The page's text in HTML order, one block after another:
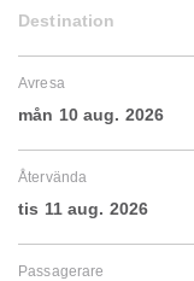
Destination
Avresa
mån 10 aug. 2026
Återvända
tis 11 aug. 2026
Passagerare